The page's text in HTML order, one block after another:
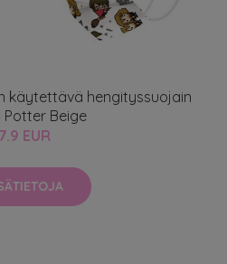
käytettävä hengityssuojain
Potter Beige
7.9 EUR